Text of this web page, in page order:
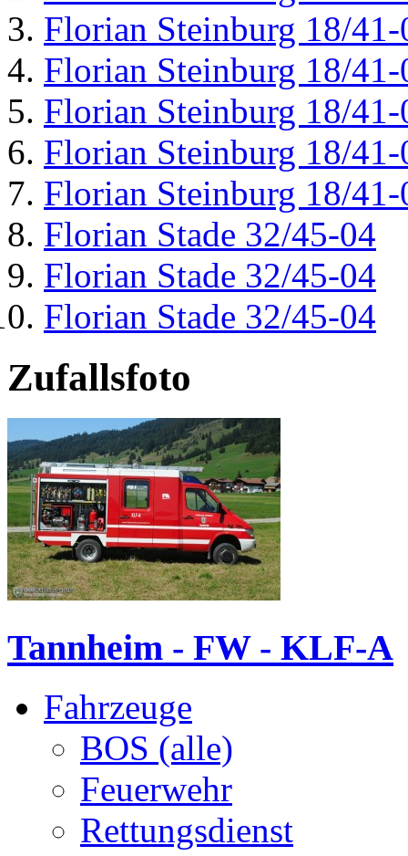
Florian Steinburg 18/41-
Florian Steinburg 18/41-
Florian Steinburg 18/41-
Florian Steinburg 18/41-
Florian Steinburg 18/41-
Florian Stade 32/45-04
Florian Stade 32/45-04
Florian Stade 32/45-04
Zufallsfoto
Tannheim - FW - KLF-A
Fahrzeuge
BOS (alle)
Feuerwehr
Rettungsdienst